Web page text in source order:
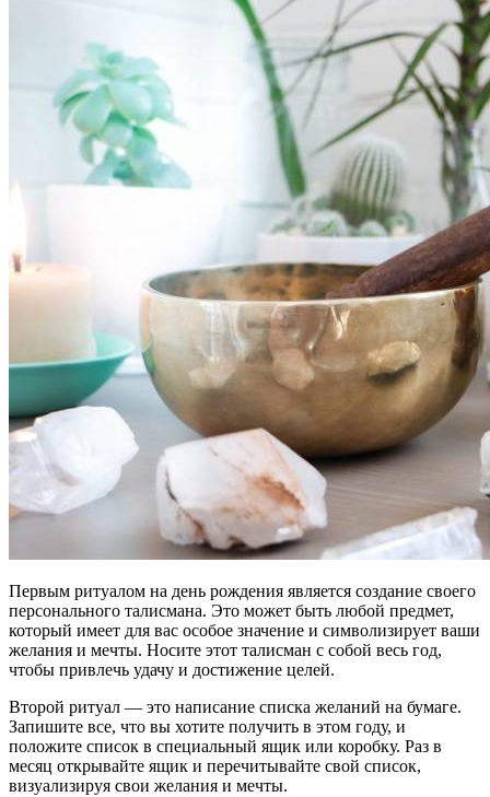
Первым ритуалом на день рождения является создание своего
персонального талисмана. Это может быть любой предмет,
который имеет для вас особое значение и символизирует ваши
желания и мечты. Носите этот талисман с собой весь год,
чтобы привлечь удачу и достижение целей.
Второй ритуал — это написание списка желаний на бумаге.
Запишите все, что вы хотите получить в этом году, и
положите список в специальный ящик или коробку. Раз в
месяц открывайте ящик и перечитывайте свой список,
визуализируя свои желания и мечты.